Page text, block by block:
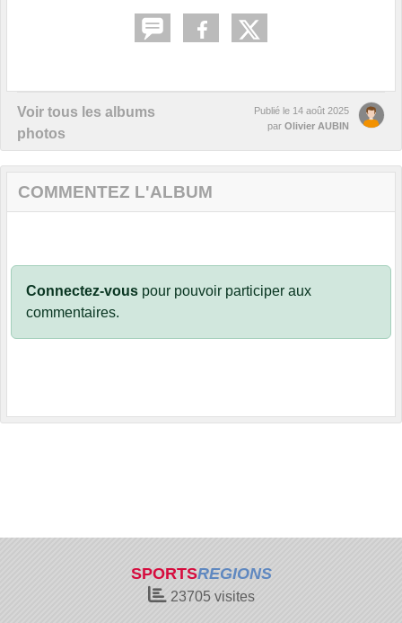
Voir tous les albums
photos
Publié le 14 août 2025
par Olivier AUBIN
COMMENTEZ L'ALBUM
Connectez-vous pour pouvoir participer aux
commentaires.
SPORTSREGIONS
23705visites